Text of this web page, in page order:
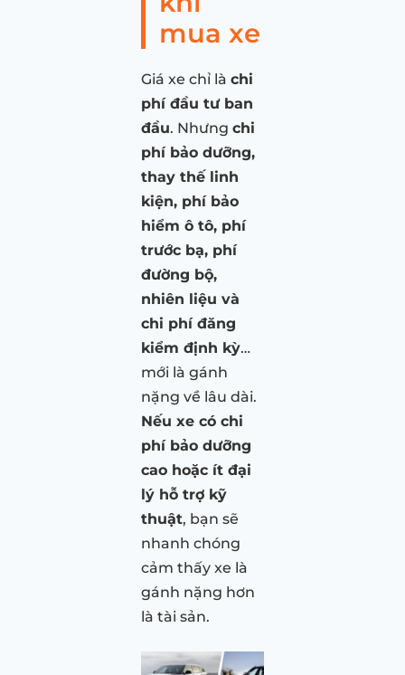
mua xe
Giá xe chỉ là chi
phí đầu tư ban
đầu. Nhưng chi
phí bảo dưỡng,
thay thế linh
kiện, phí bảo
hiểm ô tô, phí
trước bạ, phí
đường bộ,
nhiên liệu và
chi phí đăng
kiểm định kỳ…
mới là gánh
nặng về lâu dài.
Nếu xe có chi
phí bảo dưỡng
cao hoặc ít đại
lý hỗ trợ kỹ
thuật, bạn sẽ
nhanh chóng
cảm thấy xe là
gánh nặng hơn
là tài sản.